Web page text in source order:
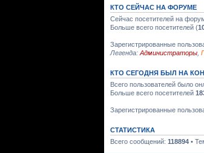
КТО СЕЙЧАС НА ФОРУМЕ
Сейчас посетителей на
Больше всего посетителей (
Зарегистрированные
Легенда: Администраторы
КТО СЕГОДНЯ БЫЛ НА
Всего пользователей было
Больше всего посетителей
Зарегистрированные
СТАТИСТИКА
Всего сообщений: 118894 •